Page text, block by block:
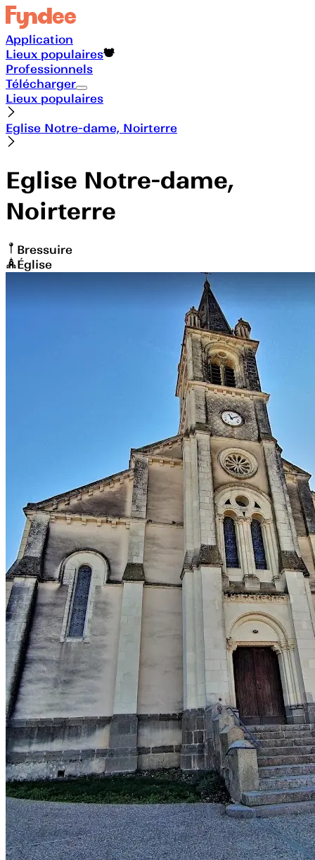
Application
Lieux populaires
Professionnels
Télécharger
Lieux populaires
Eglise Notre-dame, Noirterre
Eglise Notre-dame,
Noirterre
Bressuire
Église